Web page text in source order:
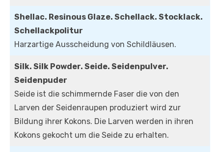
Shellac. Resinous Glaze. Schellack. Stocklack.
Schellackpolitur
Harzartige Ausscheidung von Schildläusen.
Silk. Silk Powder. Seide. Seidenpulver.
Seidenpuder
Seide ist die schimmernde Faser die von den
Larven der Seidenraupen produziert wird zur
Bildung ihrer Kokons. Die Larven werden in ihren
Kokons gekocht um die Seide zu erhalten.